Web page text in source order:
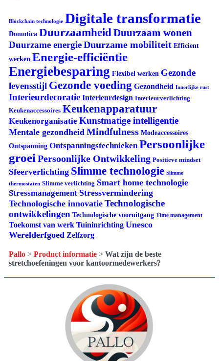
Blockchain technologie Digitale transformatie
Domotica Duurzaamheid Duurzaam wonen
Duurzame energieDuurzame mobiliteit Efficient
werken Energie-efficiëntie
Energiebesparing Flexibel werken Gezonde
levensstijl Gezonde voeding Gezondheid Innerlijke rust
Interieurdecoratie Interieurdesign Interieurverlichting
Keukenaccessoires Keukenapparatuur
Keukenorganisatie Kunstmatige intelligentie
Mentale gezondheid Mindfulness Modeaccessoires
Ontspanning Ontspanningstechnieken Persoonlijke
groei Persoonlijke Ontwikkeling Positieve mindset
Sfeerverlichting Slimme technologie Slimme
thermostaten Slimme verlichting Smart home technologie
Stressmanagement Stressvermindering
Technologische innovatie Technologische
ontwikkelingen Technologische vooruitgang Time management
Toekomst van werk Tuininrichting Unesco
Werelderfgoed Zelfzorg
Pallo > Product informatie > Wat zijn de beste
stretchoefeningen voor kantoormedewerkers?